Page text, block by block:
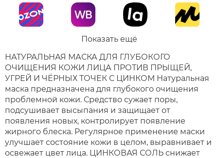
Показать ещё
НАТУРАЛЬНАЯ МАСКА ДЛЯ ГЛУБОКОГО
ОЧИЩЕНИЯ КОЖИ ЛИЦА ПРОТИВ ПРЫЩЕЙ,
УГРЕЙ И ЧЁРНЫХ ТОЧЕК С ЦИНКОМ Натуральная
маска предназначена для глубокого очищения
проблемной кожи. Средство сужает поры,
подсушивает высыпания и защищает от
появления новых, контролирует появление
жирного блеска. Регулярное применение маски
улучшает состояние кожи в целом, выравнивает и
освежает цвет лица. ЦИНКОВАЯ СОЛЬ снижает